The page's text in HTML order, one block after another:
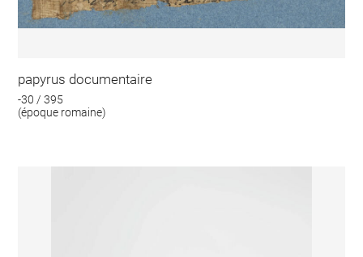
papyrus documentaire
-30 / 395
(époque romaine)